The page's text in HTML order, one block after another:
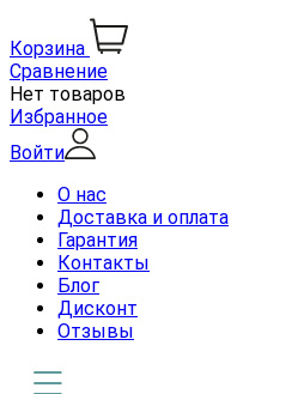
Корзина
Сравнение
Нет товаров
Избранное
Войти
О нас
Доставка и оплата
Гарантия
Контакты
Блог
Дисконт
Отзывы